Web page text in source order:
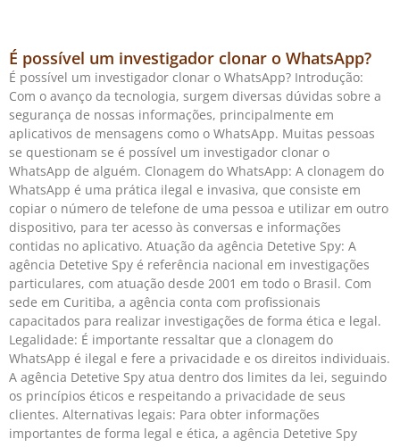
É possível um investigador clonar o WhatsApp?
É possível um investigador clonar o WhatsApp? Introdução:
Com o avanço da tecnologia, surgem diversas dúvidas sobre a
segurança de nossas informações, principalmente em
aplicativos de mensagens como o WhatsApp. Muitas pessoas
se questionam se é possível um investigador clonar o
WhatsApp de alguém. Clonagem do WhatsApp: A clonagem do
WhatsApp é uma prática ilegal e invasiva, que consiste em
copiar o número de telefone de uma pessoa e utilizar em outro
dispositivo, para ter acesso às conversas e informações
contidas no aplicativo. Atuação da agência Detetive Spy: A
agência Detetive Spy é referência nacional em investigações
particulares, com atuação desde 2001 em todo o Brasil. Com
sede em Curitiba, a agência conta com profissionais
capacitados para realizar investigações de forma ética e legal.
Legalidade: É importante ressaltar que a clonagem do
WhatsApp é ilegal e fere a privacidade e os direitos individuais.
A agência Detetive Spy atua dentro dos limites da lei, seguindo
os princípios éticos e respeitando a privacidade de seus
clientes. Alternativas legais: Para obter informações
importantes de forma legal e ética, a agência Detetive Spy